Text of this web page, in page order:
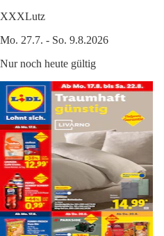
XXXLutz
Mo. 27.7. - So. 9.8.2026
Nur noch heute gültig